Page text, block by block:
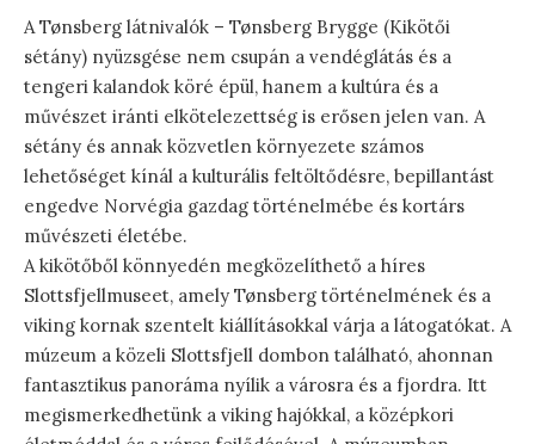
A Tønsberg látnivalók – Tønsberg Brygge (Kikötői
sétány) nyüzsgése nem csupán a vendéglátás és a
tengeri kalandok köré épül, hanem a kultúra és a
művészet iránti elkötelezettség is erősen jelen van. A
sétány és annak közvetlen környezete számos
lehetőséget kínál a kulturális feltöltődésre, bepillantást
engedve Norvégia gazdag történelmébe és kortárs
művészeti életébe.
A kikötőből könnyedén megközelíthető a híres
Slottsfjellmuseet, amely Tønsberg történelmének és a
viking kornak szentelt kiállításokkal várja a látogatókat. A
múzeum a közeli Slottsfjell dombon található, ahonnan
fantasztikus panoráma nyílik a városra és a fjordra. Itt
megismerkedhetünk a viking hajókkal, a középkori